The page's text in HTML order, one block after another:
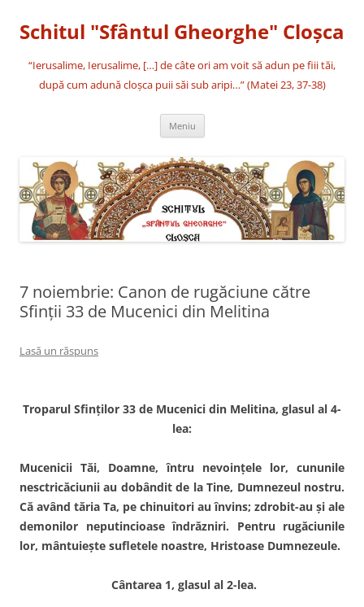
conținut
Schitul "Sfântul Gheorghe" Cloşca
“Ierusalime, Ierusalime, […] de câte ori am voit să adun pe fiii tăi,
după cum adună cloşca puii săi sub aripi…” (Matei 23, 37-38)
Meniu
7 noiembrie: Canon de rugăciune către
Sfinţii 33 de Mucenici din Melitina
Lasă un răspuns
Troparul Sfinţilor 33 de Mucenici din Melitina, glasul al 4-
lea:
Mucenicii Tăi, Doamne, întru nevoinţele lor, cununile
nesctricăciunii au dobândit de la Tine, Dumnezeul nostru.
Că având tăria Ta, pe chinuitori au învins; zdrobit-au şi ale
demonilor neputincioase îndrăzniri. Pentru rugăciunile
lor, mântuieşte sufletele noastre, Hristoase Dumnezeule.
Cântarea 1, glasul al 2-lea.